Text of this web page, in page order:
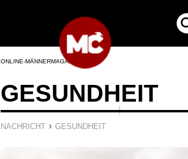
ONLINE-MÄNNERMAGAZIN
GESUNDHEIT
NACHRICHT › GESUNDHEIT